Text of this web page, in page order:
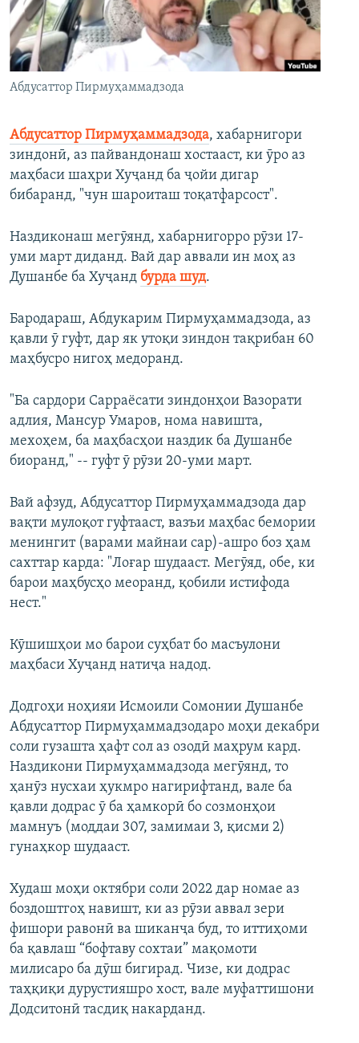
ГУЗОРИШҲОИ РАДИОӢ
Русский
ПАЙГИРӢ КУНЕД
Ҳамаи сомонаҳои RFE/RL
Абдусаттор Пирмуҳаммадзода
Абдусаттор Пирмуҳаммадзода, хабарнигори
зиндонӣ, аз пайвандонаш хостааст, ки ӯро аз
маҳбаси шаҳри Хуҷанд ба ҷойи дигар
бибаранд, "чун шароиташ тоқатфарсост".
Наздиконаш мегӯянд, хабарнигорро рӯзи 17-
уми март диданд. Вай дар аввали ин моҳ аз
Душанбе ба Хуҷанд бурда шуд.
Бародараш, Абдукарим Пирмуҳаммадзода, аз
қавли ӯ гуфт, дар як утоқи зиндон тақрибан 60
маҳбусро нигоҳ медоранд.
"Ба сардори Сарраёсати зиндонҳои Вазорати
адлия, Мансур Умаров, нома навишта,
мехоҳем, ба маҳбасҳои наздик ба Душанбе
биоранд," -- гуфт ӯ рӯзи 20-уми март.
Вай афзуд, Абдусаттор Пирмуҳаммадзода дар
вақти мулоқот гуфтааст, вазъи маҳбас бемории
менингит (варами майнаи сар)-ашро боз ҳам
сахттар карда: "Лоғар шудааст. Мегӯяд, обе, ки
барои маҳбусҳо меоранд, қобили истифода
нест."
Кӯшишҳои мо барои суҳбат бо масъулони
маҳбаси Хуҷанд натиҷа надод.
Додгоҳи ноҳияи Исмоили Сомонии Душанбе
Абдусаттор Пирмуҳаммадзодаро моҳи декабри
соли гузашта ҳафт сол аз озодӣ маҳрум кард.
Наздикони Пирмуҳаммадзода мегӯянд, то
ҳанӯз нусхаи ҳукмро нагирифтанд, вале ба
қавли додрас ӯ ба ҳамкорӣ бо созмонҳои
мамнуъ (моддаи 307, замимаи 3, қисми 2)
гунаҳкор шудааст.
Худаш моҳи октябри соли 2022 дар номае аз
боздоштгоҳ навишт, ки аз рӯзи аввал зери
фишори равонӣ ва шиканҷа буд, то иттиҳоми
ба қавлаш “бофтаву сохтаи” мақомоти
милисаро ба дӯш бигирад. Чизе, ки додрас
таҳқиқи дурустияшро хост, вале муфаттишони
Додситонӣ тасдиқ накарданд.